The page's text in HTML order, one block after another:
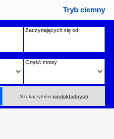
Tryb ciemny
Zaczynających się od
Część mowy
Szukaj rymów niedokładnych